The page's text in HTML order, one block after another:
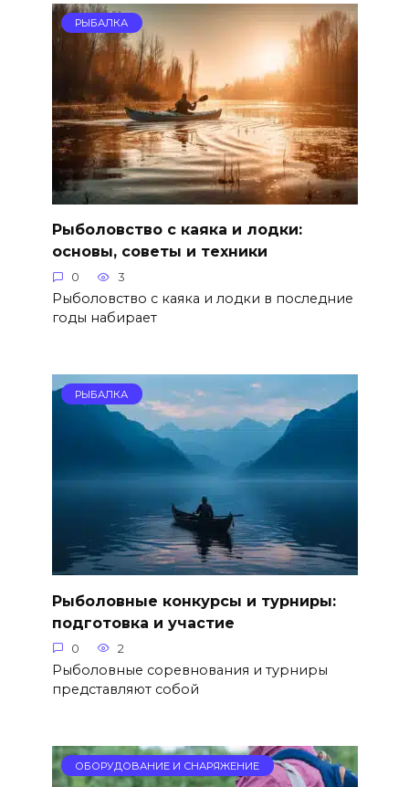
РЫБАЛКА
Рыболовство с каяка и лодки:
основы, советы и техники
0 3
Рыболовство с каяка и лодки в последние
годы набирает
РЫБАЛКА
Рыболовные конкурсы и турниры:
подготовка и участие
0 2
Рыболовные соревнования и турниры
представляют собой
ОБОРУДОВАНИЕ И СНАРЯЖЕНИЕ